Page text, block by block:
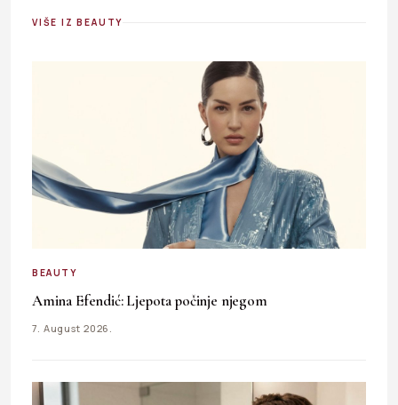
VIŠE IZ BEAUTY
BEAUTY
Amina Efendić: Ljepota počinje njegom
7. August 2026.